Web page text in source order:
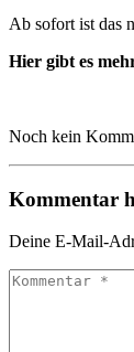
Ab sofort ist das
Hier gibt es
Noch kein
Kommentar
Deine E-Mail-
Kommentar